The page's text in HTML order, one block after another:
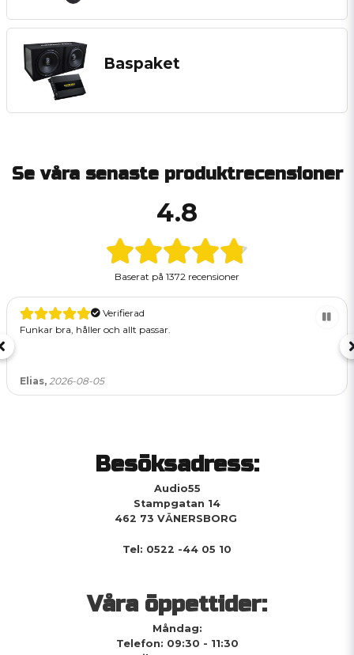
Baspaket
Se våra senaste produktrecensioner
4.8
Baserat på 1372 recensioner
Verifierad
Funkar bra, håller och allt passar.
Elias, 2026-08-05
Besöksadress:
Audio55
Stampgatan 14
462 73 VÄNERSBORG
Tel: 0522 -44 05 10
Våra öppettider:
Måndag:
Telefon: 09:30 - 11:30